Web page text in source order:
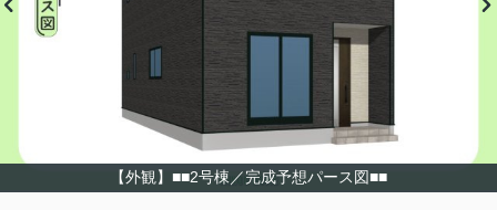
【外観】■■2号棟／完成予想パース図■■